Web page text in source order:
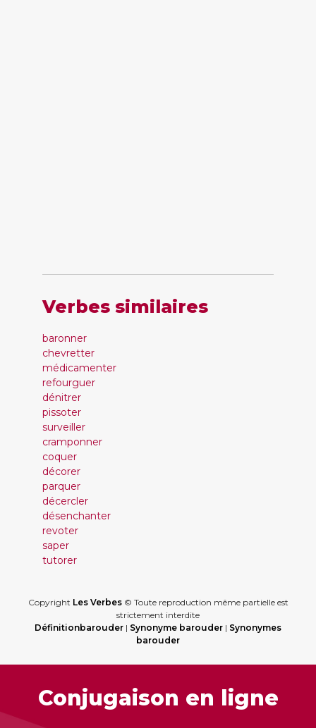
Verbes similaires
baronner
chevretter
médicamenter
refourguer
dénitrer
pissoter
surveiller
cramponner
coquer
décorer
parquer
décercler
désenchanter
revoter
saper
tutorer
Copyright Les Verbes© Toute reproduction même partielle est
strictement interdite
Définitionbarouder | Synonyme barouder | Synonymes
barouder
Conjugaison en ligne